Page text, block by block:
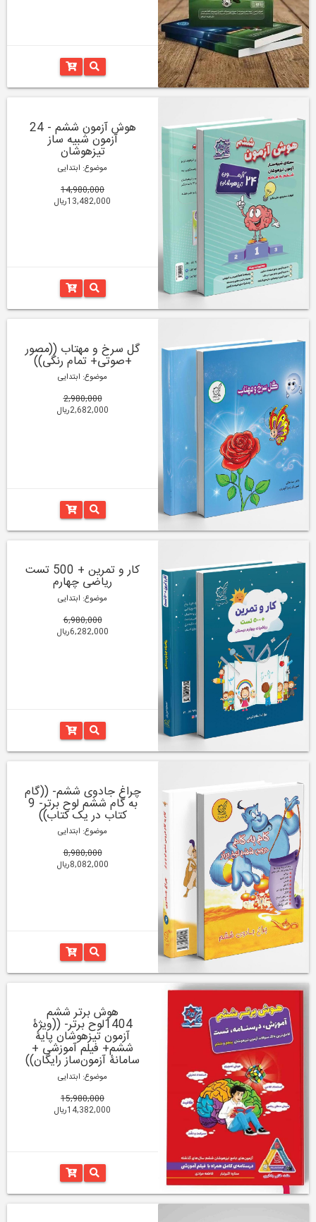
هوش آزمون ششم - 24
آزمون شبیه ساز
تیزهوشان
موضوع: ابتدایی
14,980,000
13,482,000ریال
گل سرخ و مهتاب ((مصور
+صوتی+ تمام رنگی))
موضوع: ابتدایی
2,980,000
2,682,000ریال
کار و تمرین + 500 تست
ریاضی چهارم
موضوع: ابتدایی
6,980,000
6,282,000ریال
چراغ جادوی ششم- ((گام
به گام ششم لوح برتر- 9
کتاب در یک کتاب))
موضوع: ابتدایی
8,980,000
8,082,000ریال
هوش برتر ششم
1404لوح برتر- ((ویژۀ
آزمون تیزهوشان پایۀ
ششم+ فیلم آموزشی +
سامانۀ آزمون‌ساز رایگان))
موضوع: ابتدایی
15,980,000
14,382,000ریال